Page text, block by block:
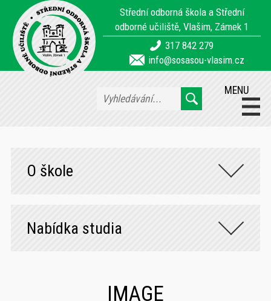
Střední odborná škola a Střední
odborné učiliště, Vlašim, Zámek 1
317 842 279
info@sosasou-vlasim.cz
MENU
O škole
Nabídka studia
IMAGE